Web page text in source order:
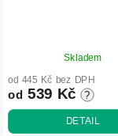
hodnocení
produktu
je
5,0
z
Skladem
od 445 Kč bez DPH
od 539 Kč ?
DETAIL